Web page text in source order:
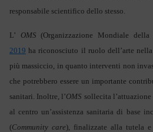
responsabile scientifico dello stesso.
L’ OMS (Organizzazione Mondiale
2019 ha riconosciuto il ruolo dell’arte
più massiccio, in quanto interventi non
che potrebbero essere un importante
sanitari. Inoltre, l’OMS sollecita
al centro un’assistenza sanitaria di base
(Community care), finalizzate alla tutela